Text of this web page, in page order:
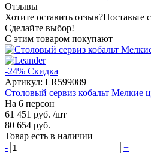
Отзывы
Хотите оставить отзыв?Поставьте
Сделайте выбор!
С этим товаром покупают
-24% Скидка
Артикул: LR599089
Столовый сервиз кобальт Мелкие
На 6 персон
61 451 руб. /шт
80 654 руб.
Товар есть в наличии
-
+